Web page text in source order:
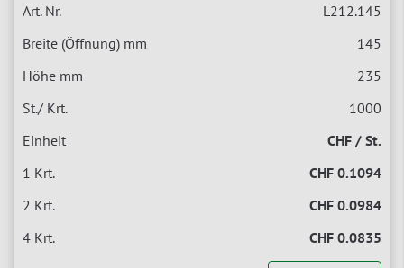
L212.145
145
235
1000
CHF / St.
CHF 0.1094
CHF 0.0984
CHF 0.0835